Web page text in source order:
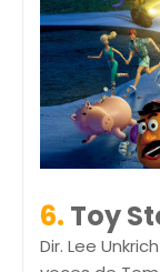
6. Toy
Dir. Lee Unkrich